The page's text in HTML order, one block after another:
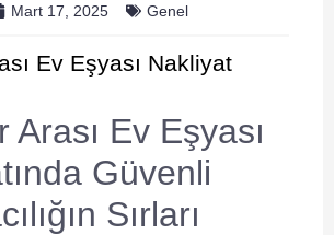
Mart 17, 2025 Genel
Ev Eşyası Nakliyat
Arası Ev Eşyası
Güvenli
Sırları